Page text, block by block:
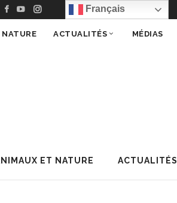
Français
ET NATURE ACTUALITÉS
ACTUALITÉS MÉDIAS